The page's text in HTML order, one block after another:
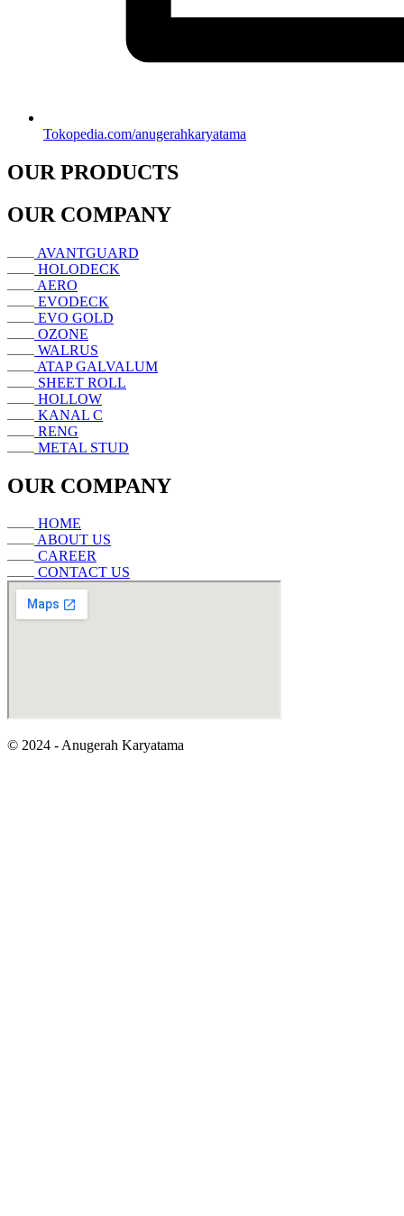
Tokopedia.com/anugerahkaryatama
OUR PRODUCTS
OUR COMPANY
AVANTGUARD
HOLODECK
AERO
EVODECK
EVO GOLD
OZONE
WALRUS
ATAP GALVALUM
SHEET ROLL
HOLLOW
KANAL C
RENG
METAL STUD
OUR COMPANY
HOME
ABOUT US
CAREER
CONTACT US
© 2024 - Anugerah Karyatama